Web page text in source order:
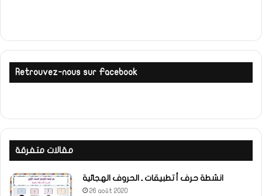
Retrouvez-nous sur Facebook
مقالات متفرقة
انشطة حرف أ تطبيقات ـ الحروف الهجائية
26 août 2020